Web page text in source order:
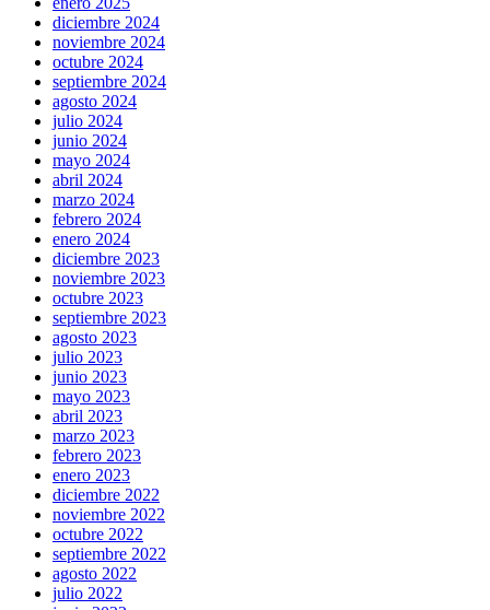
diciembre 2024
noviembre 2024
octubre 2024
septiembre 2024
agosto 2024
julio 2024
junio 2024
mayo 2024
abril 2024
marzo 2024
febrero 2024
enero 2024
diciembre 2023
noviembre 2023
octubre 2023
septiembre 2023
agosto 2023
julio 2023
junio 2023
mayo 2023
abril 2023
marzo 2023
febrero 2023
enero 2023
diciembre 2022
noviembre 2022
octubre 2022
septiembre 2022
agosto 2022
julio 2022